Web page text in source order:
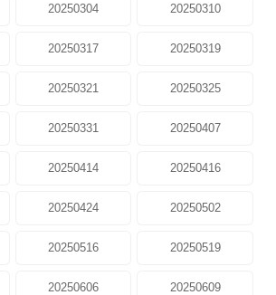
20250304 20250310
20250317 20250319
20250321 20250325
20250331 20250407
20250414 20250416
20250424 20250502
20250516 20250519
20250606 20250609